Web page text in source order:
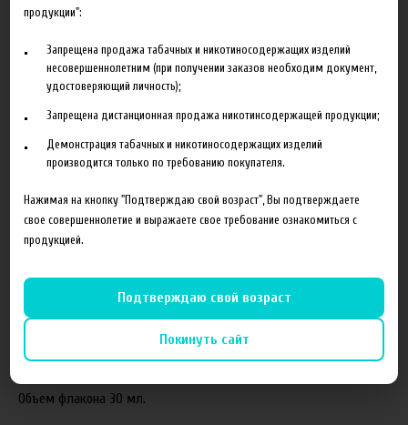
Описание Характеристики Отзывы
Состав готовой жидкости:
Пропиленгликоль(PG)
Растительный глицерин(VG)
Соотношение компонентов,%:70VG/30PG.
Жидкость производится с использованием американских
ароматизаторов TPA и Capella.
Объем флакона 30 мл.
продукции":
Запрещена продажа табачных и никотиносодержащих изделий
несовершеннолетним (при получении заказов необходим документ,
удостоверяющий личность);
Запрещена дистанционная продажа никотинсодержащей продукции;
Демонстрация табачных и никотиносодержащих изделий
производится только по требованию покупателя.
Нажимая на кнопку "Подтверждаю свой возраст", Вы подтверждаете
свое совершеннолетие и выражаете свое требование ознакомиться с
продукцией.
Подтверждаю свой возраст
Покинуть сайт